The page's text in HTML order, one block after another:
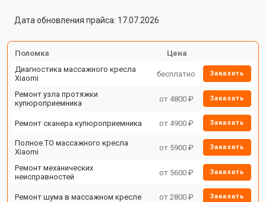
Дата обновления прайса: 17.07.2026
Поломка
Цена
Диагностика массажного кресла
Xiaomi
бесплатно Заказать
Ремонт узла протяжки
купюроприемника
от 4800 ₽ Заказать
Ремонт сканера купюроприемника от 4900 ₽ Заказать
Полное ТО массажного кресла
Xiaomi
от 5900 ₽ Заказать
Ремонт механических
неисправностей
от 5600 ₽ Заказать
Ремонт шума в массажном кресле от 2800 ₽ Заказать